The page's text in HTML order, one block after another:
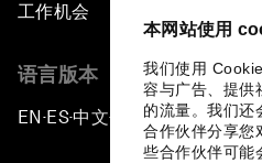
本网站使用
我们使用
容与广告、提供
的流量。我们还
合作伙伴分享您
些合作伙伴可能
工作机会
语言版本
EN ▪ ES▪中文▪ 日本語